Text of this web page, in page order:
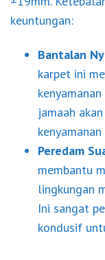
keuntungan:
Bantalan
karpet ini
jamaah
Peredam
membantu
lingkungan
Ini sangat
kondusif